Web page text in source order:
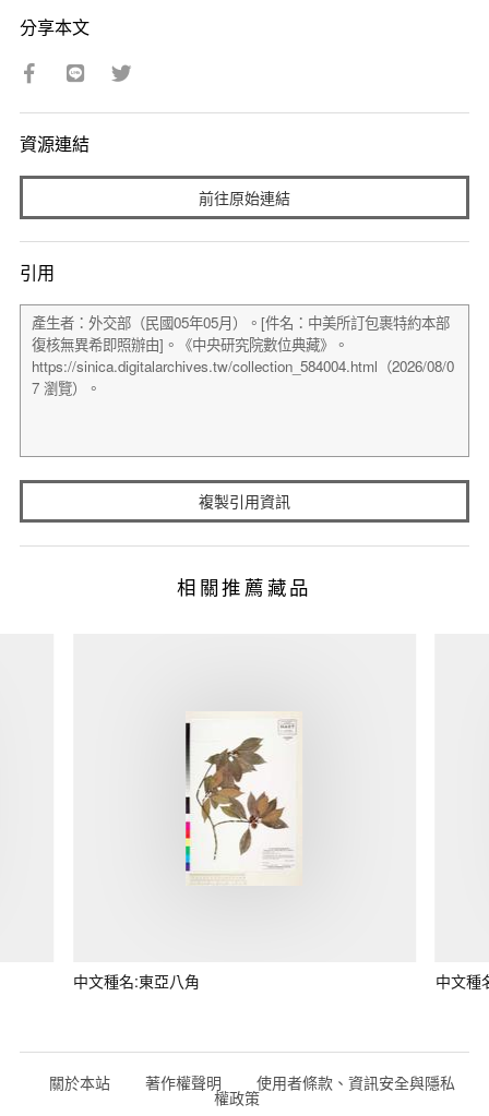
分享本文
資源連結
前往原始連結
引用
複製引用資訊
相關推薦藏品
中文種名:東亞八角 中文種
關於本站 著作權聲明 使用者條款、資訊安全與隱私
權政策